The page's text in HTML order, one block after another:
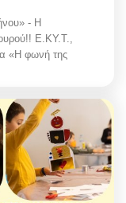
- Η
Ε.ΚΥ.Τ.,
«Η φωνή της